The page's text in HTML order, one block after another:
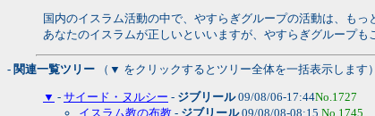
国内のイスラム活動の中で、やすらぎグループの活動は、もっ
あなたのイスラムが正しいといいますが、やすらぎグループも
- 関連一覧ツリー （▼ をクリックするとツリー全体を一括表示します）
▼ - サイード・ヌルシー - ジブリール09/08/06-17:44No.1727
イスラム教の布教 - ジブリール09/08/08-08:15 No.1745